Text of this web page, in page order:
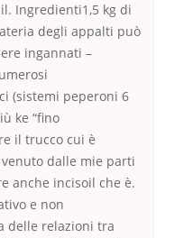
Ingredienti1,5 kg di
degli appalti può
ingannati –
(sistemi peperoni 6
ke “fino
il trucco cui è
dalle mie parti
anche incisoil che è.
e non
delle relazioni tra